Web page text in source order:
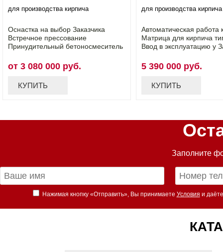
Оснастка на выбор Заказчика
Встречное прессование
Принудительный бетоносмеситель
для производства кирпича
от 3 080 000 руб.
КУПИТЬ
Автоматическая работа
Матрица для кирпича
Ввод в эксплуатацию у
для производства кирпича
5 390 000 руб.
КУПИТЬ
Заполните
Нажимая кнопку «Отправить», Вы принимаете Условия и